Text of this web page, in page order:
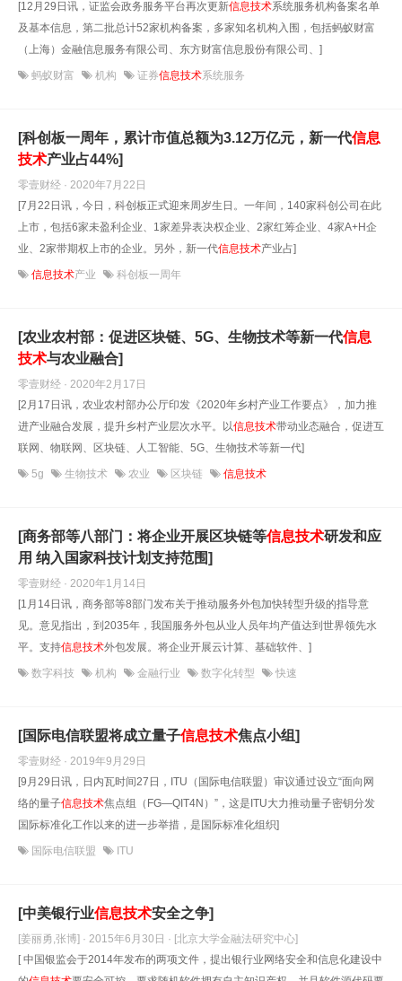
[12月29日讯，证监会政务服务平台再次更新信息技术系统服务机构备案名单
及基本信息，第二批总计52家机构备案，多家知名机构入围，包括蚂蚁财富
（上海）金融信息服务有限公司、东方财富信息股份有限公司、]
蚂蚁财富 机构 证券信息技术系统服务
[科创板一周年，累计市值总额为3.12万亿元，新一代信息
技术产业占44%]
零壹财经 · 2020年7月22日
[7月22日讯，今日，科创板正式迎来周岁生日。一年间，140家科创公司在此
上市，包括6家未盈利企业、1家差异表决权企业、2家红筹企业、4家A+H企
业、2家带期权上市的企业。另外，新一代信息技术产业占]
信息技术产业 科创板一周年
[农业农村部：促进区块链、5G、生物技术等新一代信息
技术与农业融合]
零壹财经 · 2020年2月17日
[2月17日讯，农业农村部办公厅印发《2020年乡村产业工作要点》，加力推
进产业融合发展，提升乡村产业层次水平。以信息技术带动业态融合，促进互
联网、物联网、区块链、人工智能、5G、生物技术等新一代]
5g 生物技术 农业 区块链 信息技术
[商务部等八部门：将企业开展区块链等信息技术研发和应
用 纳入国家科技计划支持范围]
零壹财经 · 2020年1月14日
[1月14日讯，商务部等8部门发布关于推动服务外包加快转型升级的指导意
见。意见指出，到2035年，我国服务外包从业人员年均产值达到世界领先水
平。支持信息技术外包发展。将企业开展云计算、基础软件、]
数字科技 机构 金融行业 数字化转型 快速
[国际电信联盟将成立量子信息技术焦点小组]
零壹财经 · 2019年9月29日
[9月29日讯，日内瓦时间27日，ITU（国际电信联盟）审议通过设立“面向网
络的量子信息技术焦点组（FG—QIT4N）”，这是ITU大力推动量子密钥分发
国际标准化工作以来的进一步举措，是国际标准化组织]
国际电信联盟 ITU
[中美银行业信息技术安全之争]
[姜丽勇,张博] · 2015年6月30日 · [北京大学金融法研究中心]
[ 中国银监会于2014年发布的两项文件，提出银行业网络安全和信息化建设中